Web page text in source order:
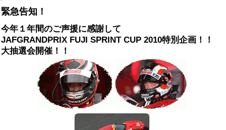
緊急告知！
今年１年間のご声援に感謝して
JAFGRANDPRIX FUJI SPRINT CUP 2010特別企画！！
大抽選会開催！！